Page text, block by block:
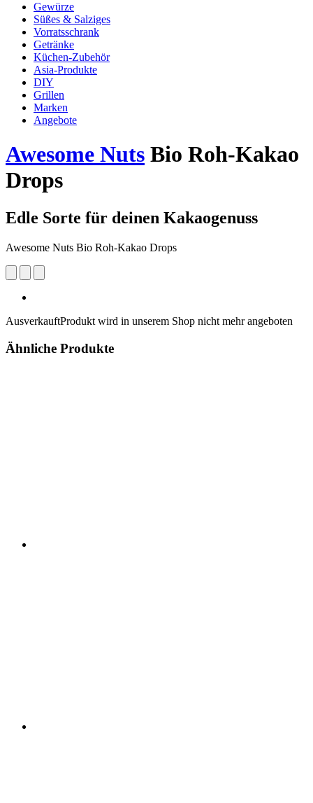
Gewürze
Süßes & Salziges
Vorratsschrank
Getränke
Küchen-Zubehör
Asia-Produkte
DIY
Grillen
Marken
Angebote
Awesome Nuts Bio Roh-Kakao
Drops
Edle Sorte für deinen Kakaogenuss
Awesome Nuts Bio Roh-Kakao Drops
AusverkauftProdukt wird in unserem Shop nicht mehr angeboten
Ähnliche Produkte